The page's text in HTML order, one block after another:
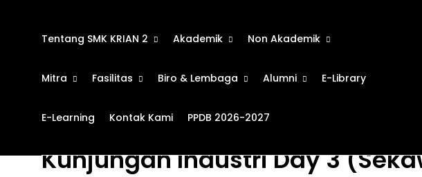
Tentang SMK KRIAN 2 Akademik Non Akademik
Mitra Fasilitas Biro & Lembaga Alumni E-Library
E-Learning Kontak Kami PPDB 2026-2027
Kunjungan Industri Day 3